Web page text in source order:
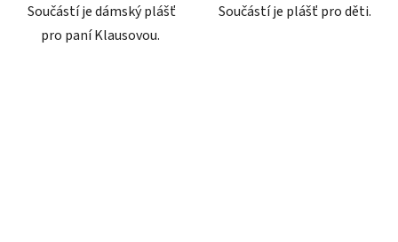
Součástí je dámský plášť
pro paní Klausovou.
Součástí je plášť pro děti.